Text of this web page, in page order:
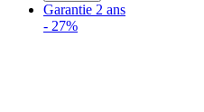
Garantie 2 ans
- 27%